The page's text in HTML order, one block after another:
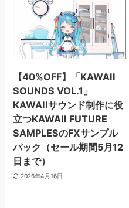
【40%OFF】「KAWAII
SOUNDS VOL.1」
KAWAIIサウンド制作に役
立つKAWAII FUTURE
SAMPLESのFXサンプル
パック（セール期間5月12
日まで）
2026年4月16日